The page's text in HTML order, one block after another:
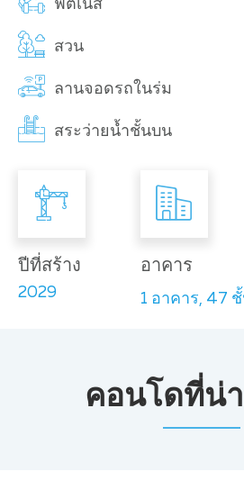
ฟิตเนส
สวน
ลานจอดรถในร่ม
สระว่ายน้ำชั้นบน
ปีที่สร้าง
2029
อาคาร
1 อาคาร, 47
คอนโดที่น่